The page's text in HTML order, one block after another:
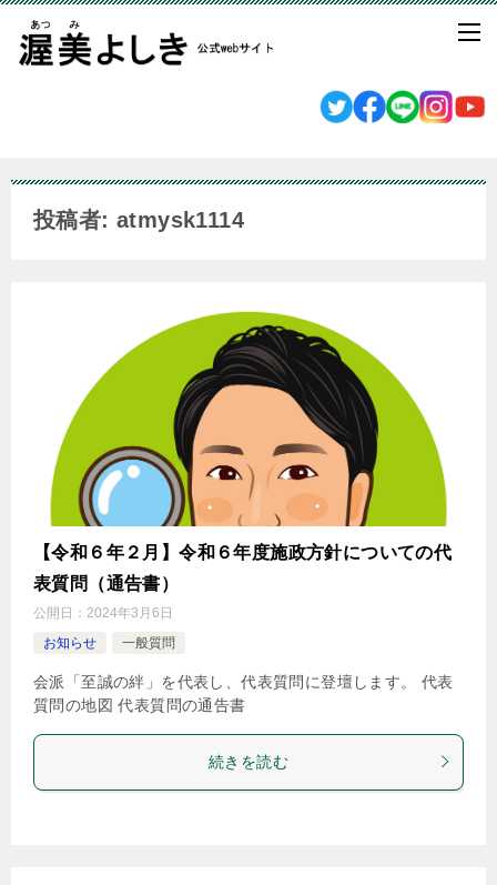
投稿者: atmysk1114
【令和６年２月】令和６年度施政方針についての代
表質問（通告書）
公開日： 2024年3月6日
お知らせ
一般質問
会派「至誠の絆」を代表し、代表質問に登壇します。 代表
質問の地図 代表質問の通告書
続きを読む